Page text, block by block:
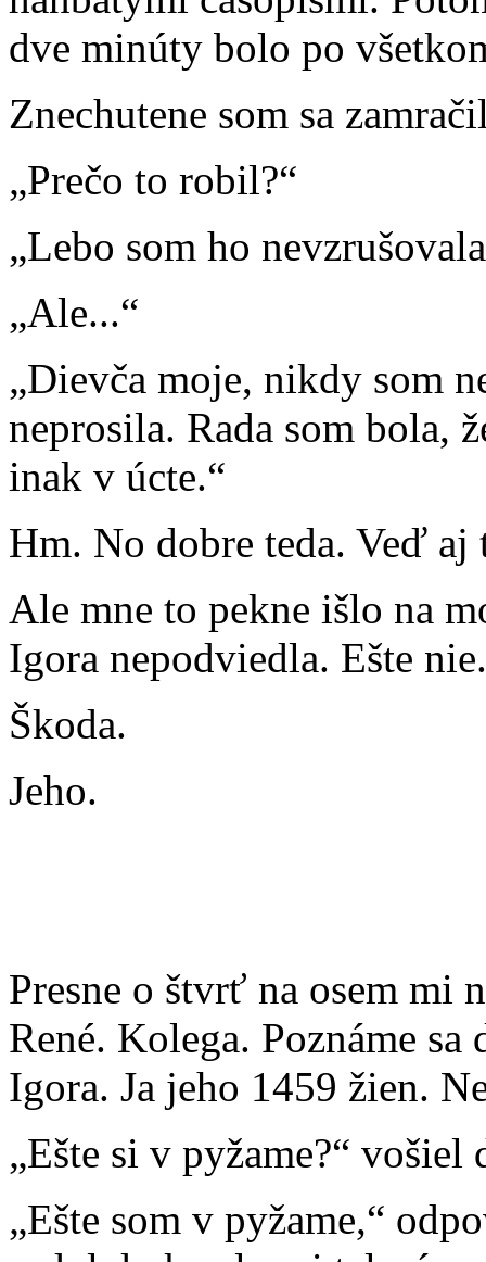
dve minúty bolo po
Znechutene som sa
„Prečo to robil?“
„Lebo som ho
„Ale...“
„Dievča moje, nikdy som
neprosila. Rada som bola,
inak v úcte.“
Hm. No dobre teda. Veď
Ale mne to pekne išlo na
Igora nepodviedla. Ešte
Škoda.
Jeho.
Presne o štvrť na osem mi
René. Kolega. Poznáme
Igora. Ja jeho 1459 žien.
„Ešte si v pyžame?“ vošiel
„Ešte som v pyžame,“